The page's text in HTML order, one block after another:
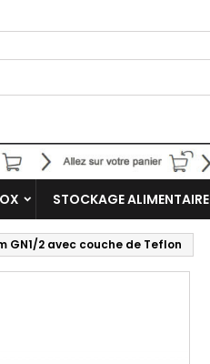
STOCKAGE ALIMENTAIRE
GN1/2 avec couche de Teflon